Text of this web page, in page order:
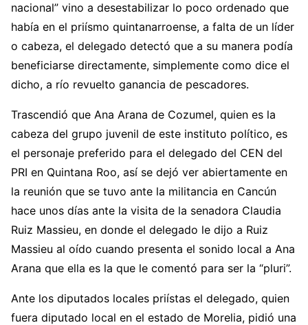
nacional” vino a desestabilizar lo poco ordenado que
había en el priísmo quintanarroense, a falta de un líder
o cabeza, el delegado detectó que a su manera podía
beneficiarse directamente, simplemente como dice el
dicho, a río revuelto ganancia de pescadores.
Trascendió que Ana Arana de Cozumel, quien es la
cabeza del grupo juvenil de este instituto político, es
el personaje preferido para el delegado del CEN del
PRI en Quintana Roo, así se dejó ver abiertamente en
la reunión que se tuvo ante la militancia en Cancún
hace unos días ante la visita de la senadora Claudia
Ruiz Massieu, en donde el delegado le dijo a Ruiz
Massieu al oído cuando presenta el sonido local a Ana
Arana que ella es la que le comentó para ser la “pluri”.
Ante los diputados locales priístas el delegado, quien
fuera diputado local en el estado de Morelia, pidió una